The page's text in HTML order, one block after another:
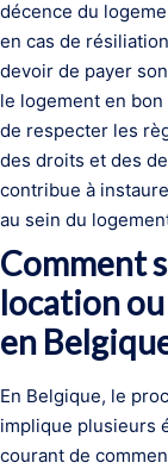
décence du
en cas de
devoir de payer
le logement en
de respecter les
des droits et des
contribue à
au sein du
Comment
location ou
en
En Belgique, le
implique plusieurs
courant de